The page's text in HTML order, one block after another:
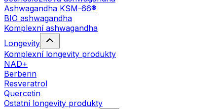
Ashwagandha KSM-66®
BIO ashwagandha
Komplexní ashwagandha
Longevity
Komplexní longevity produkty
NAD+
Berberin
Resveratrol
Quercetin
Ostatní longevity produkty